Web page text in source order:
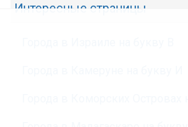
Интересные страницы